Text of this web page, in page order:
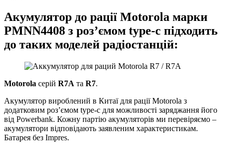
Акумулятор до рації Motorola марки
PMNN4408 з роз’ємом type-c підходить
до таких моделей радіостанцій:
Motorola серій R7A та R7.
Акумулятор вироблений в Китаї для рації Motorola з
додатковим роз’ємом type-c для можливості заряджання його
від Powerbank. Кожну партію акумуляторів ми перевіряємо –
акумулятори відповідають заявленим характеристикам.
Батарея без Impres.